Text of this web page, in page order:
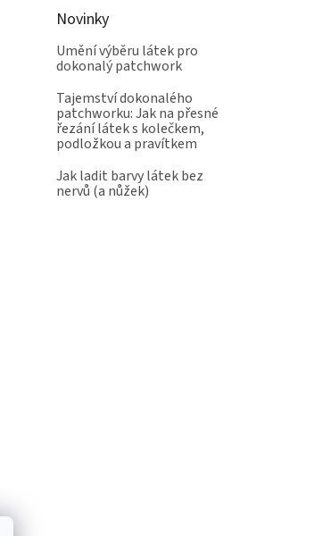
Novinky
Umění výběru látek pro
dokonalý patchwork
Tajemství dokonalého
patchworku: Jak na přesné
řezání látek s kolečkem,
podložkou a pravítkem
Jak ladit barvy látek bez
nervů (a nůžek)